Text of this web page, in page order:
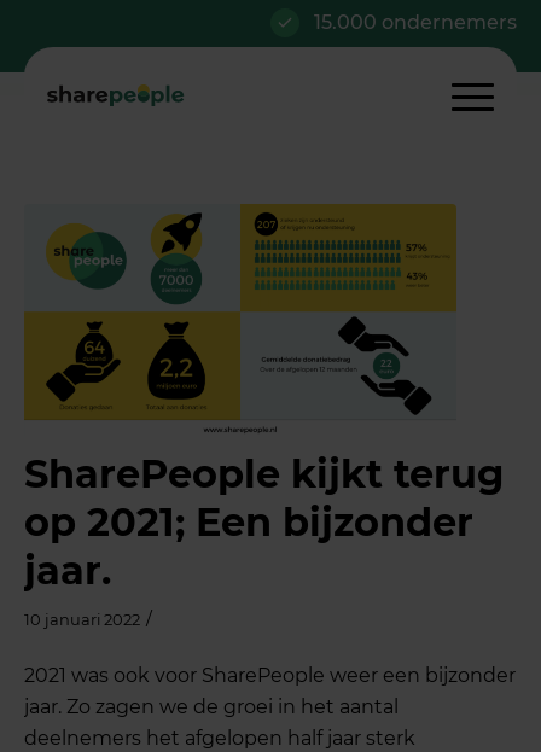
15.000 ondernemers
SharePeople kijkt terug
op 2021; Een bijzonder
jaar.
10 januari 2022 /
2021 was ook voor SharePeople weer een bijzonder
jaar. Zo zagen we de groei in het aantal
deelnemers het afgelopen half jaar sterk